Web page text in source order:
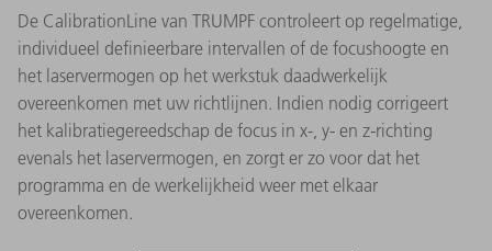
De CalibrationLine van TRUMPF controleert op regelmatige,
individueel definieerbare intervallen of de focushoogte en
het laservermogen op het werkstuk daadwerkelijk
overeenkomen met uw richtlijnen. Indien nodig corrigeert
het kalibratiegereedschap de focus in x-, y- en z-richting
evenals het laservermogen, en zorgt er zo voor dat het
programma en de werkelijkheid weer met elkaar
overeenkomen.